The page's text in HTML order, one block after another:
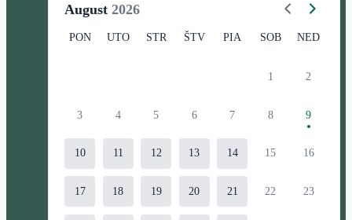
August 2026
PON UTO STR ŠTV PIA SOB NED
1 2
3 4 5 6 7 8 9
10 11 12 13 14 15 16
17 18 19 20 21 22 23